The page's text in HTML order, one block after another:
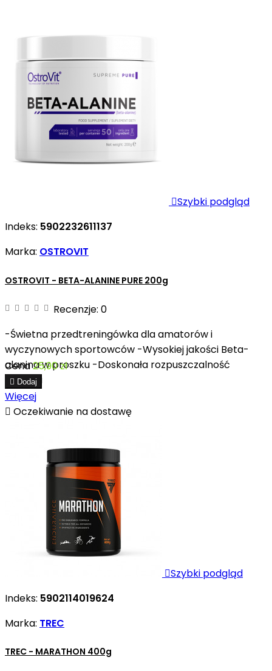
Szybki podgląd
Indeks: 5902232611137
Marka: OSTROVIT
OSTROVIT - BETA-ALANINE PURE 200g
Recenzje: 0
-Świetna przedtreningówka dla amatorów i
wyczynowych sportowców -Wysokiej jakości Beta-
alanina w proszku -Doskonała rozpuszczalność
proszku
Cena25,90 zł
 Dodaj
Więcej
 Oczekiwanie na dostawę
Szybki podgląd
Indeks: 5902114019624
Marka: TREC
TREC - MARATHON 400g